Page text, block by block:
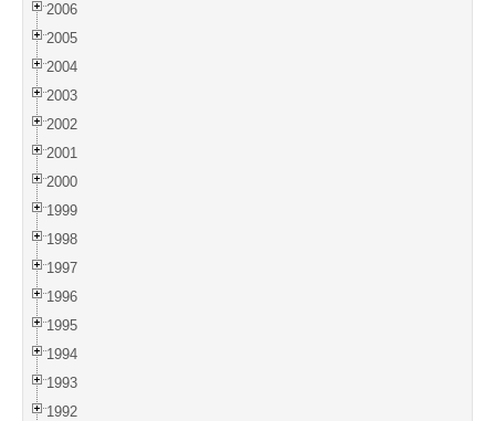
2006
2005
2004
2003
2002
2001
2000
1999
1998
1997
1996
1995
1994
1993
1992